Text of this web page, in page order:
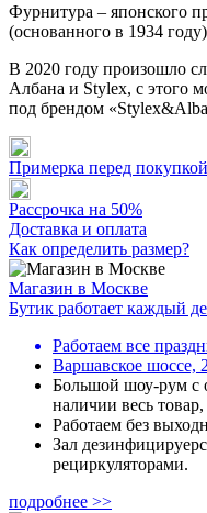
Фурнитура – японского
(основанного в 1934
В 2020 году произошло
Албана и Stylex, с этого
под брендом
Примерка перед покупкой
Рассрочка на 50%
Доставка и оплата
Как определить размер?
Магазин в Москве
Бутик работает каждый
Работаем все
Варшавское шоссе,
Большой шоу-рум с
наличии весь
Работаем без
Зал
рециркуляторами.
подробнее >>